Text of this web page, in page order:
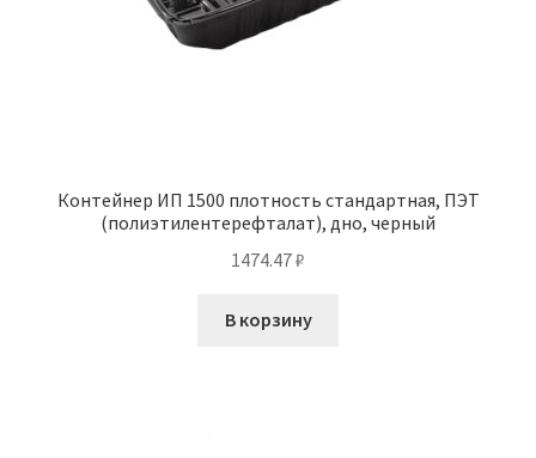
Контейнер ИП 1500 плотность стандартная, ПЭТ
(полиэтилентерефталат), дно, черный
1474.47₽
В корзину